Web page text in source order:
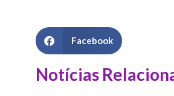
Facebook
Notícias